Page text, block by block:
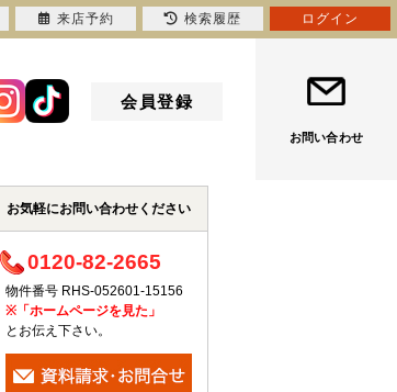
会員登録
お問い合わせ
お気軽にお問い合わせください
0120-82-2665
物件番号 RHS-052601-15156
※「ホームページを見た」
とお伝え下さい。
来店予約 検索履歴 ログイン